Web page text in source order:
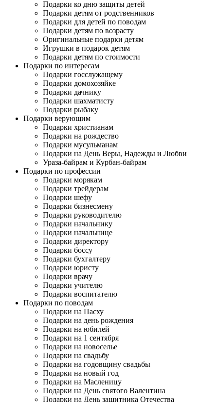
Подарки ко дню защиты детей
Подарки детям от родственников
Подарки для детей по поводам
Подарки детям по возрасту
Оригинальные подарки детям
Игрушки в подарок детям
Подарки детям по стоимости
Подарки по интересам
Подарки госслужащему
Подарки домохозяйке
Подарки дачнику
Подарки шахматисту
Подарки рыбаку
Подарки верующим
Подарки христианам
Подарки на рождество
Подарки мусульманам
Подарки на День Веры, Надежды и Любви
Ураза-байрам и Курбан-байрам
Подарки по профессии
Подарки морякам
Подарки трейдерам
Подарки шефу
Подарки бизнесмену
Подарки руководителю
Подарки начальнику
Подарки начальнице
Подарки директору
Подарки боссу
Подарки бухгалтеру
Подарки юристу
Подарки врачу
Подарки учителю
Подарки воспитателю
Подарки по поводам
Подарки на Пасху
Подарки на день рождения
Подарки на юбилей
Подарки на 1 сентября
Подарки на новоселье
Подарки на свадьбу
Подарки на годовщину свадьбы
Подарки на новый год
Подарки на Масленицу
Подарки на День святого Валентина
Подарки на День защитника Отечества